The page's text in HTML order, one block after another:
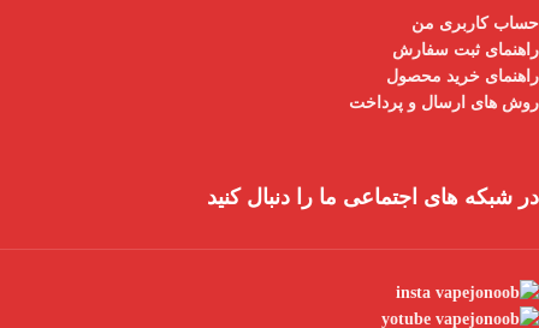
حساب کاربری من
راهنمای ثبت سفارش
راهنمای خرید محصول
روش های ارسال و پرداخت
در شبکه های اجتماعی ما را دنبال کنید